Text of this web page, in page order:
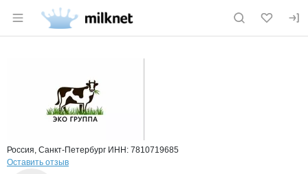
Раздел навигации по сайту milknet.ru
Россия, Санкт-Петербург ИНН: 7810719685
Оставить отзыв